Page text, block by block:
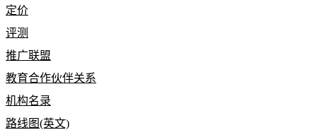
定价
评测
推广联盟
教育合作伙伴关系
机构名录
路线图(英文)